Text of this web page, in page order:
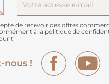
de recevoir des offres
à la politique de
nous !
Facebook